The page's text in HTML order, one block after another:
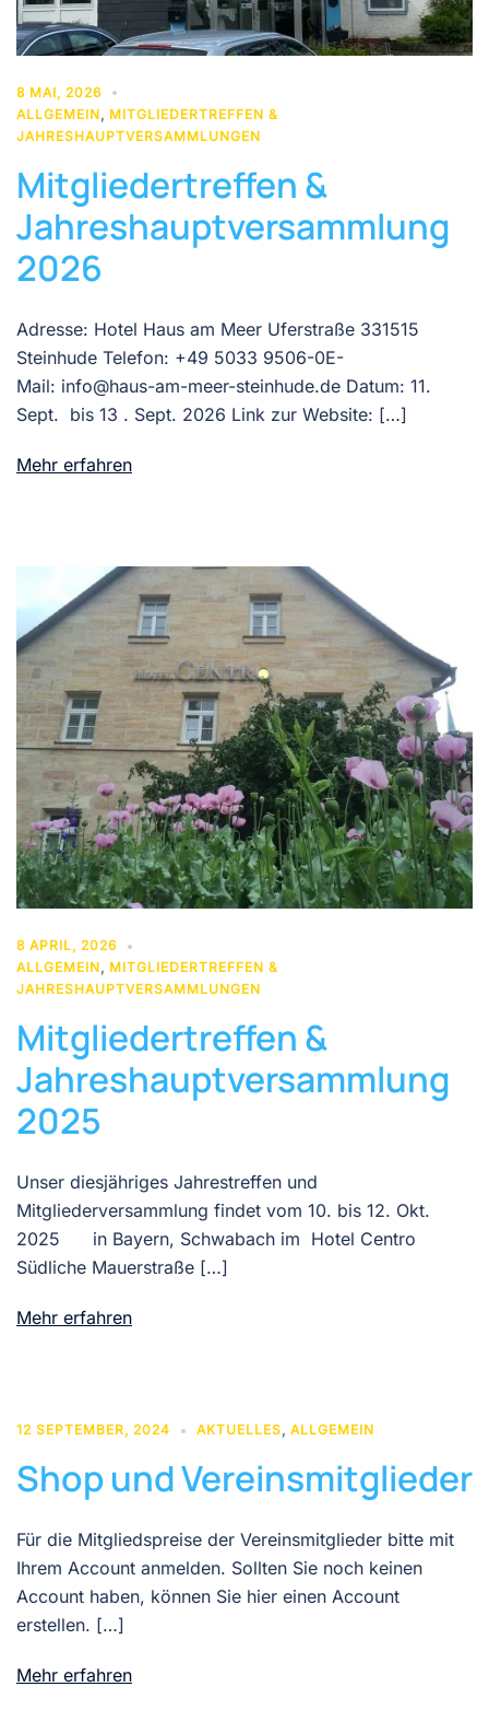
8 MAI, 2026
ALLGEMEIN, MITGLIEDERTREFFEN &
JAHRESHAUPTVERSAMMLUNGEN
Mitgliedertreffen &
Jahreshauptversammlung
2026
Adresse: Hotel Haus am Meer Uferstraße 331515
Steinhude Telefon: +49 5033 9506-0E-
Mail: info@haus-am-meer-steinhude.de Datum: 11.
Sept. bis 13 . Sept. 2026 Link zur Website: […]
Mehr erfahren
8 APRIL, 2026
ALLGEMEIN, MITGLIEDERTREFFEN &
JAHRESHAUPTVERSAMMLUNGEN
Mitgliedertreffen &
Jahreshauptversammlung
2025
Unser diesjähriges Jahrestreffen und
Mitgliederversammlung findet vom 10. bis 12. Okt.
2025 in Bayern, Schwabach im Hotel Centro
Südliche Mauerstraße […]
Mehr erfahren
12 SEPTEMBER, 2024 AKTUELLES, ALLGEMEIN
Shop und Vereinsmitglieder
Für die Mitgliedspreise der Vereinsmitglieder bitte mit
Ihrem Account anmelden. Sollten Sie noch keinen
Account haben, können Sie hier einen Account
erstellen. […]
Mehr erfahren